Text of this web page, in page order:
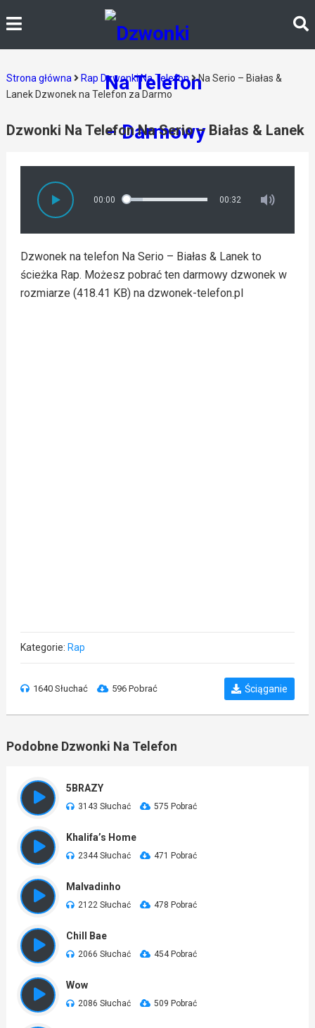
Strona główna Rap Dzwonki Na Telefon
Na Serio – Białas &
Lanek Dzwonek na Telefon za Darmo
Dzwonki Na Telefon Na Serio – Białas & Lanek
00:00 00:32
Dzwonek na telefon Na Serio – Białas & Lanek to
ścieżka Rap. Możesz pobrać ten darmowy dzwonek w
rozmiarze (418.41 KB) na dzwonek-telefon.pl
Kategorie: Rap
1640 Słuchać 596 Pobrać Ściąganie
Podobne Dzwonki Na Telefon
5BRAZY
3143 Słuchać 575 Pobrać
Khalifa’s Home
2344 Słuchać 471 Pobrać
Malvadinho
2122 Słuchać 478 Pobrać
Chill Bae
2066 Słuchać 454 Pobrać
Wow
2086 Słuchać 509 Pobrać